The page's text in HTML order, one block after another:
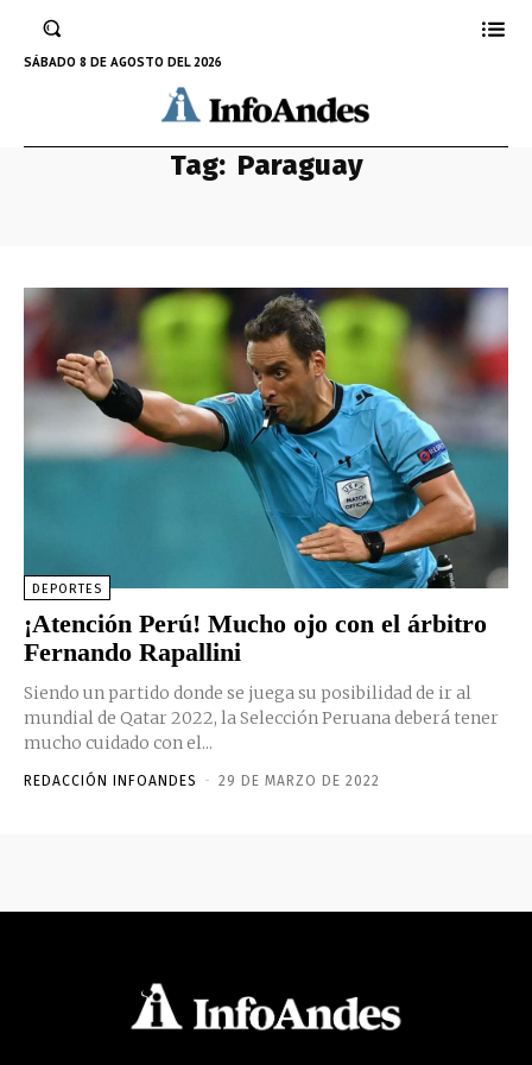
SÁBADO 8 DE AGOSTO DEL 2026
Tag: Paraguay
DEPORTES
¡Atención Perú! Mucho ojo con el árbitro
Fernando Rapallini
Siendo un partido donde se juega su posibilidad de ir al
mundial de Qatar 2022, la Selección Peruana deberá tener
mucho cuidado con el...
REDACCIÓN INFOANDES - 29 DE MARZO DE 2022